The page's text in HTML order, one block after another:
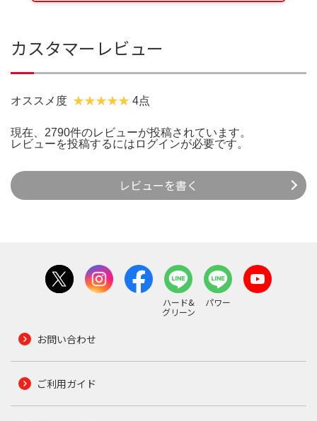
カスタマーレビュー
オススメ度 4点
現在、2790件のレビューが投稿されています。
レビューを投稿するには ログインが必要です。
レビューを書く
ハード&
グリーン
パワー
お問い合わせ
ご利用ガイド